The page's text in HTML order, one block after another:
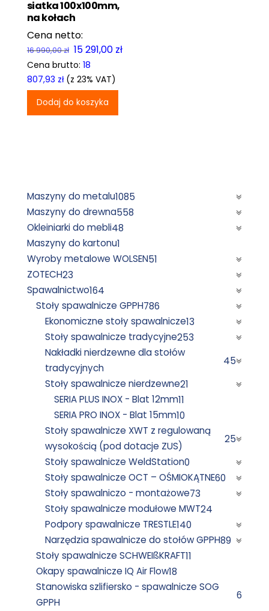
siatka 100x100mm,
na kołach
16 990,00zł Pierwotna
cena
wynosiła:
16
990,00 zł.
15 291,00 złAktualna
Cena brutto: 18
807,93 zł(z 23% VAT)
Dodaj do koszyka
Maszyny do metalu1085
Maszyny do drewna558
Okleiniarki do mebli48
Maszyny do kartonu1
Wyroby metalowe WOLSEN51
ZOTECH23
Spawalnictwo164
Stoły spawalnicze GPPH786
Ekonomiczne stoły spawalnicze13
Stoły spawalnicze tradycyjne253
Nakładki nierdzewne dla stołów
tradycyjnych
45
Stoły spawalnicze nierdzewne21
SERIA PLUS INOX - Blat 12mm11
SERIA PRO INOX - Blat 15mm10
Stoły spawalnicze XWT z regulowaną
wysokością (pod dotacje ZUS)
25
Stoły spawalnicze WeldStation0
Stoły spawalnicze OCT – OŚMIOKĄTNE60
Stoły spawalniczo - montażowe73
Stoły spawalnicze modułowe MWT24
Podpory spawalnicze TRESTLE140
Narzędzia spawalnicze do stołów GPPH89
Stoły spawalnicze SCHWEIßKRAFT11
Okapy spawalnicze IQ Air Flow18
Stanowiska szlifiersko - spawalnicze SOG
GPPH
6